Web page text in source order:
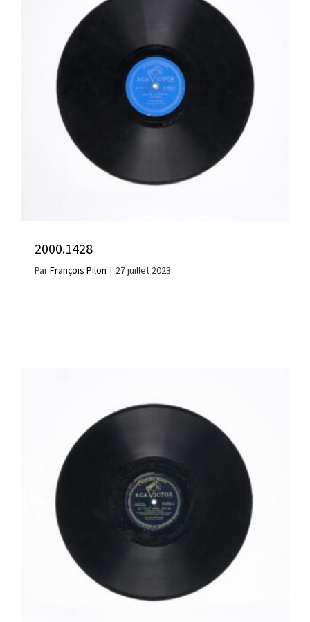
2000.1428
ParFrançois Pilon | 27 juillet 2023